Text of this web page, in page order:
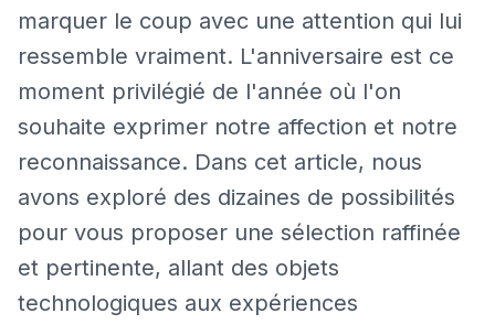
marquer le coup avec une attention qui lui
ressemble vraiment. L'anniversaire est ce
moment privilégié de l'année où l'on
souhaite exprimer notre affection et notre
reconnaissance. Dans cet article, nous
avons exploré des dizaines de possibilités
pour vous proposer une sélection raffinée
et pertinente, allant des objets
technologiques aux expériences